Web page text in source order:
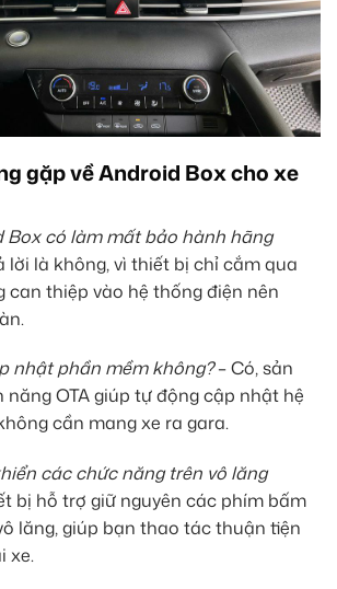
gặp về Android Box cho xe
Box có làm mất bảo hành hãng
lời là không, vì thiết bị chỉ cắm qua
can thiệp vào hệ thống điện nên
nhật phần mềm không?– Có, sản
OTA giúp tự động cập nhật hệ
cần mang xe ra gara.
các chức năng trên vô lăng
bị hỗ trợ giữ nguyên các phím bấm
lăng, giúp bạn thao tác thuận tiện
xe.